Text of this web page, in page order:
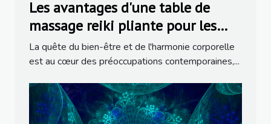
Les avantages d'une table de
massage reiki pliante pour les
thérapeutes
La quête du bien-être et de l'harmonie corporelle
est au cœur des préoccupations contemporaines,...